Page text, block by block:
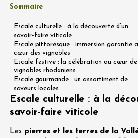
Sommaire
Escale culturelle : à la découverte d’un
savoir-faire viticole
Escale pittoresque : immersion garantie
cœur des vignobles
Escale festive : la célébration au cœur
vignobles rhodaniens
Escale gourmande : un assortiment de
saveurs locales
Escale culturelle : à la
savoir-faire viticole
Les pierres et les terres de la